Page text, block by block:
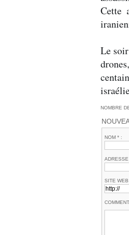
Cette
Le
NOMBRE
NOM * :
SITE WEB